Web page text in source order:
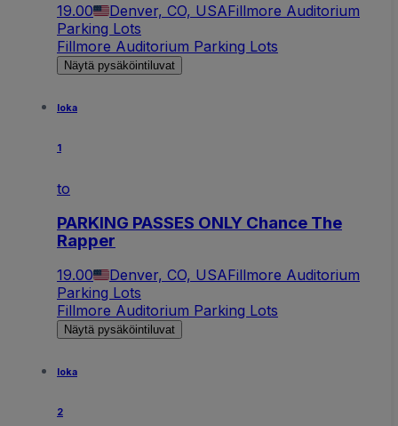
19.00 Denver, CO, USAFillmore Auditorium
Parking Lots
Fillmore Auditorium Parking Lots
Näytä pysäköintiluvat
loka
1
to
PARKING PASSES ONLY Chance The
Rapper
19.00 Denver, CO, USAFillmore Auditorium
Parking Lots
Fillmore Auditorium Parking Lots
Näytä pysäköintiluvat
loka
2